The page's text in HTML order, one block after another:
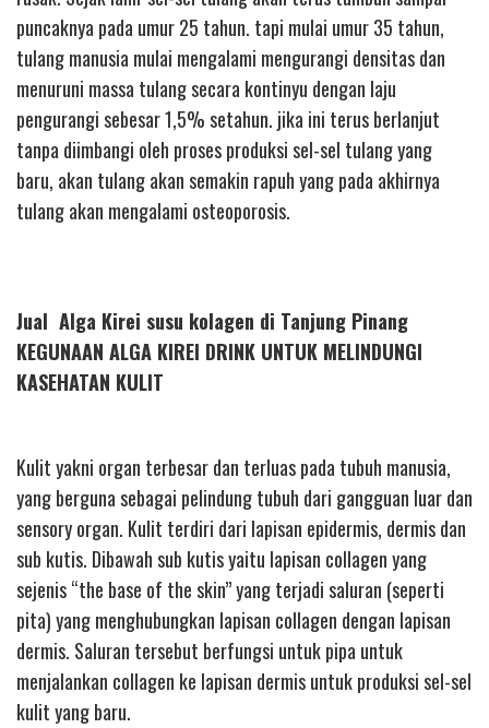
puncaknya pada umur 25 tahun. tapi mulai umur 35 tahun,
tulang manusia mulai mengalami mengurangi densitas dan
menuruni massa tulang secara kontinyu dengan laju
pengurangi sebesar 1,5% setahun. jika ini terus berlanjut
tanpa diimbangi oleh proses produksi sel-sel tulang yang
baru, akan tulang akan semakin rapuh yang pada akhirnya
tulang akan mengalami osteoporosis.
Jual Alga Kirei susu kolagen di Tanjung Pinang
KEGUNAAN ALGA KIREI DRINK UNTUK MELINDUNGI
KASEHATAN KULIT
Kulit yakni organ terbesar dan terluas pada tubuh manusia,
yang berguna sebagai pelindung tubuh dari gangguan luar dan
sensory organ. Kulit terdiri dari lapisan epidermis, dermis dan
sub kutis. Dibawah sub kutis yaitu lapisan collagen yang
sejenis “the base of the skin” yang terjadi saluran (seperti
pita) yang menghubungkan lapisan collagen dengan lapisan
dermis. Saluran tersebut berfungsi untuk pipa untuk
menjalankan collagen ke lapisan dermis untuk produksi sel-sel
kulit yang baru.